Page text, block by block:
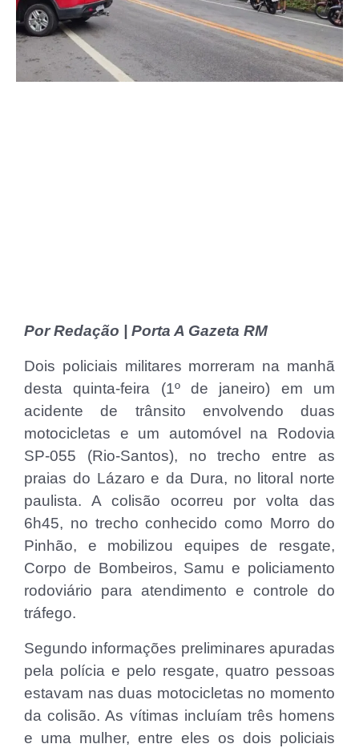
Por Redação | Porta A Gazeta RM
Dois policiais militares morreram na manhã
desta quinta-feira (1º de janeiro) em um
acidente de trânsito envolvendo duas
motocicletas e um automóvel na Rodovia
SP-055 (Rio-Santos), no trecho entre as
praias do Lázaro e da Dura, no litoral norte
paulista. A colisão ocorreu por volta das
6h45, no trecho conhecido como Morro do
Pinhão, e mobilizou equipes de resgate,
Corpo de Bombeiros, Samu e policiamento
rodoviário para atendimento e controle do
tráfego.
Segundo informações preliminares apuradas
pela polícia e pelo resgate, quatro pessoas
estavam nas duas motocicletas no momento
da colisão. As vítimas incluíam três homens
e uma mulher, entre eles os dois policiais